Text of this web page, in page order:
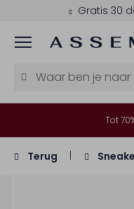
Gratis 30
Menu
Tot
Terug